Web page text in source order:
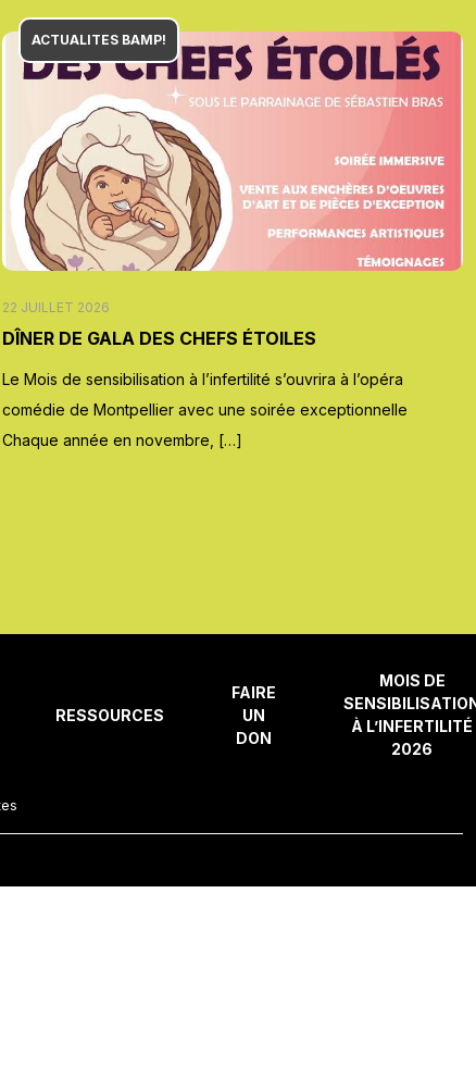
ACTUALITES BAMP!
22 JUILLET 2026
DÎNER DE GALA DES CHEFS ÉTOILES
Le Mois de sensibilisation à l’infertilité s’ouvrira à l’opéra
comédie de Montpellier avec une soirée exceptionnelle
Chaque année en novembre, […]
RESSOURCES
FAIRE
UN
DON
MOIS DE
À L’INFERTILITÉ
2026